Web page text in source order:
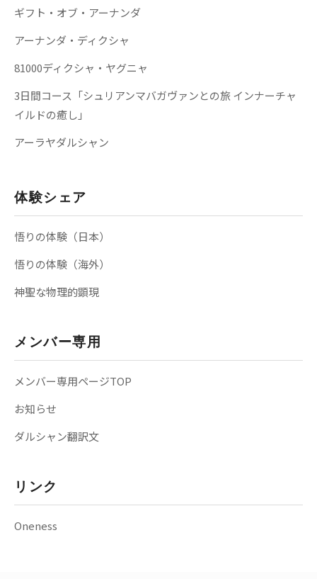
ギフト・オブ・アーナンダ
アーナンダ・ディクシャ
81000ディクシャ・ヤグニャ
3日間コース「シュリアンマバガヴァンとの旅 インナーチャ
イルドの癒し」
アーラヤダルシャン
体験シェア
悟りの体験（日本）
悟りの体験（海外）
神聖な物理的顕現
メンバー専用
メンバー専用ページTOP
お知らせ
ダルシャン翻訳文
リンク
Oneness